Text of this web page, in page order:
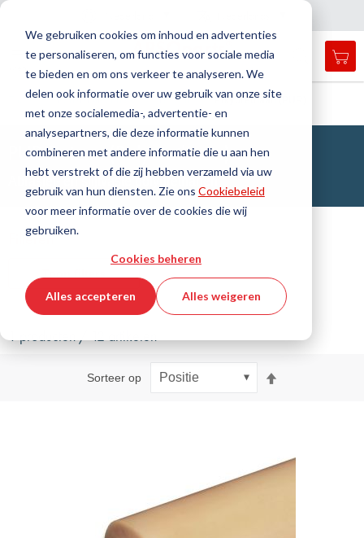
We gebruiken cookies om inhoud en advertenties
te personaliseren, om functies voor sociale media
te bieden en om ons verkeer te analyseren. We
delen ook informatie over uw gebruik van onze site
met onze socialemedia-, advertentie- en
analysepartners, die deze informatie kunnen
combineren met andere informatie die u aan hen
hebt verstrekt of die zij hebben verzameld via uw
gebruik van hun diensten. Zie ons Cookiebeleid
voor meer informatie over de cookies die wij
gebruiken.
Cookies beheren
Alles accepteren Alles weigeren
search
Zoek
Zoek
Thuis Kunststoftechniek Buizen Polyurethaan (PUR)
PUR-Buizen (Polyurethaan)
Abrasief- en slijtvaste polyurethanen
Filteren
1 producten / 12 artikelen
Sorteer op